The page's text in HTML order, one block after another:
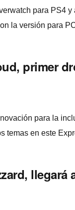
para PS4
la versión para
primer
para la
temas en este
llegará